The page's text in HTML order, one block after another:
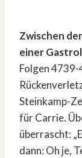
Zwischen
einer
Folgen 4739-
Steinkamp-
für Carrie.
überrascht:
dann: Oh je,